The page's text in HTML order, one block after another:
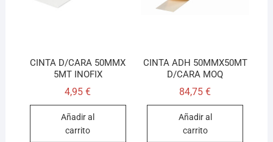
CINTA D/CARA 50MMX
5MT INOFIX
4,95€
Añadir al
carrito
CINTA ADH 50MMX50MT
D/CARA MOQ
84,75€
Añadir al
carrito